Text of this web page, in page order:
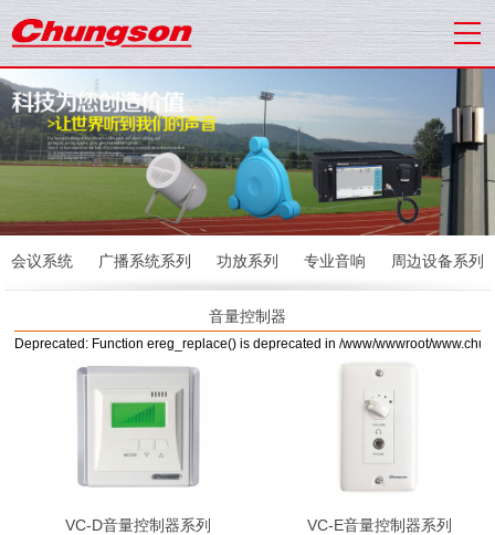
会议系统 广播系统系列 功放系列 专业音响 周边设备系列
音量控制器
Deprecated: Function ereg_replace() is deprecated in /www/wwwroot/
VC-D音量控制器系列 VC-E音量控制器系列